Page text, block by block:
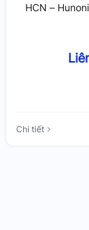
HCN –
Chi tiết